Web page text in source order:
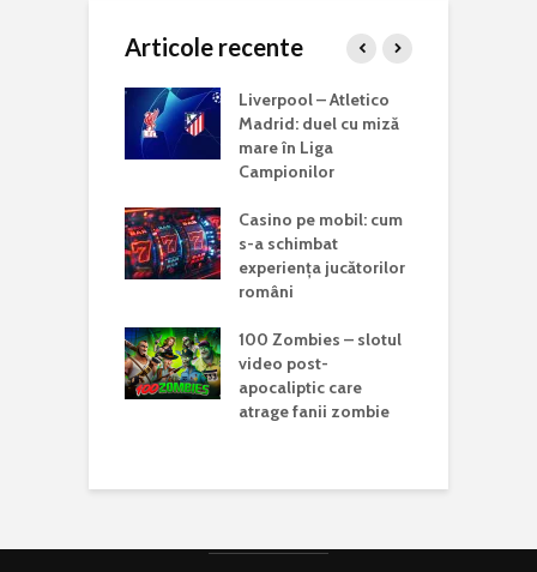
Articole recente
Liverpool – Atletico
Madrid: duel cu miză
mare în Liga
Campionilor
Casino pe mobil: cum
s-a schimbat
experiența jucătorilor
români
100 Zombies – slotul
video post-
apocaliptic care
atrage fanii zombie